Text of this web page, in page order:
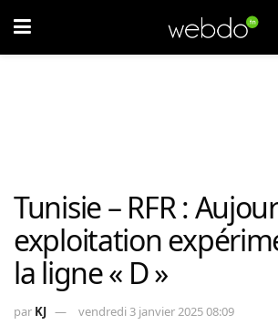
Tunisie – RFR :
exploitation
la ligne « D »
par KJ vendredi 3 janvier 2025 08:09